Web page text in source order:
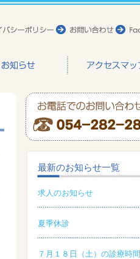
最新のお知らせ一覧
求人のお知らせ
夏季休診
７月１８日（土）の診療時間